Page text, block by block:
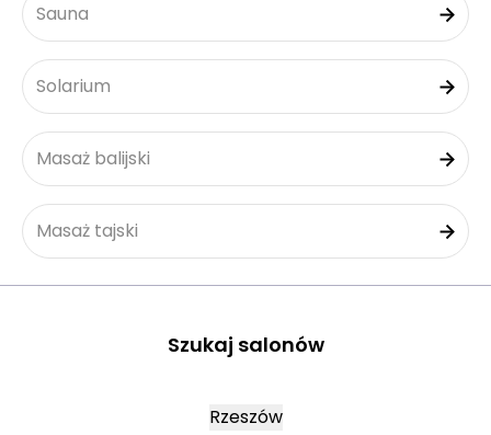
Sauna
Solarium
Masaż balijski
Masaż tajski
Szukaj salonów
Rzeszów